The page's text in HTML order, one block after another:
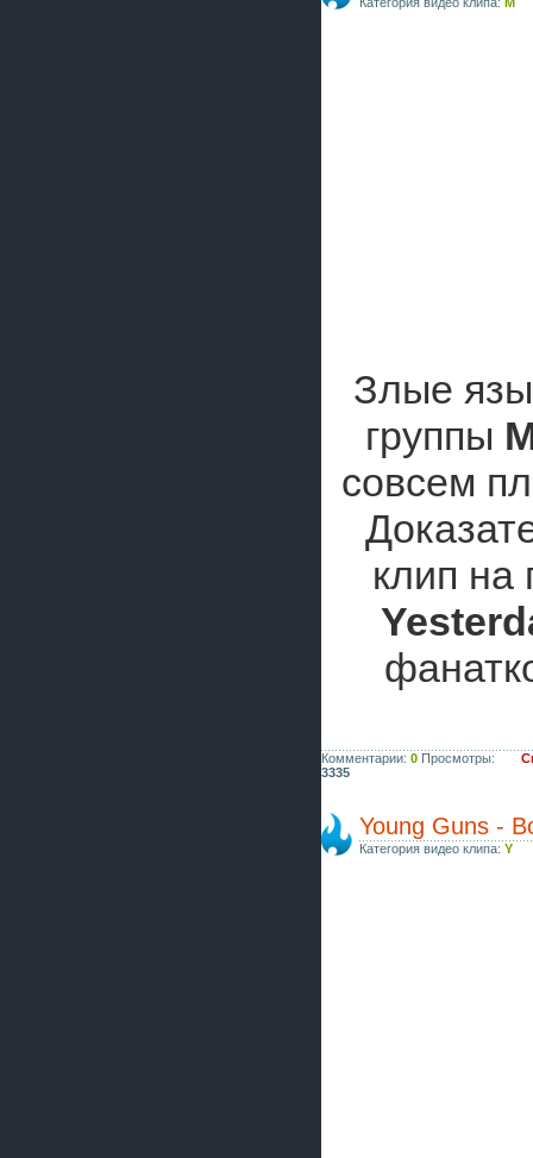
Злые
группы
совсем
клип
Комментарии: 0 Просмотры:
3335
Young Guns -
Категория видео клипа: Y